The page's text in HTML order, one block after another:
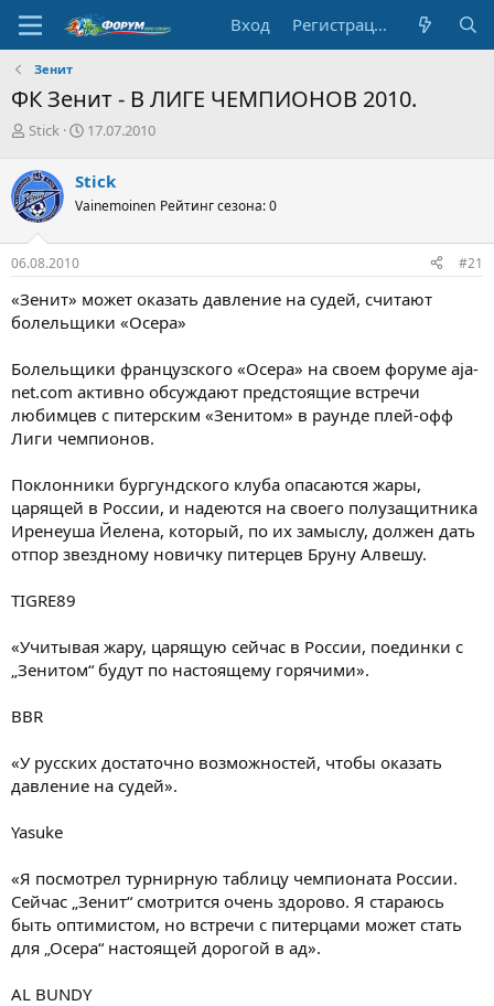
Вход Регистрация
Зенит
ФК Зенит - В ЛИГЕ ЧЕМПИОНОВ 2010.
А
т
о
р
т
е
м
Stick
Д
а
н
ч
а
17.07.2010
Stick
Vainemoinen Рейтинг сезона: 0
06.08.2010 #21
«Зенит» может оказать давление на судей, считают
болельщики «Осера»
Болельщики французского «Осера» на своем форуме aja-
net.com активно обсуждают предстоящие встречи
любимцев с питерским «Зенитом» в раунде плей-офф
Лиги чемпионов.
Поклонники бургундского клуба опасаются жары,
царящей в России, и надеются на своего полузащитника
Иренеуша Йелена, который, по их замыслу, должен дать
отпор звездному новичку питерцев Бруну Алвешу.
TIGRE89
«Учитывая жару, царящую сейчас в России, поединки с
„Зенитом“ будут по настоящему горячими».
BBR
«У русских достаточно возможностей, чтобы оказать
давление на судей».
Yasuke
«Я посмотрел турнирную таблицу чемпионата России.
Сейчас „Зенит“ смотрится очень здорово. Я стараюсь
быть оптимистом, но встречи с питерцами может стать
для „Осера“ настоящей дорогой в ад».
AL BUNDY